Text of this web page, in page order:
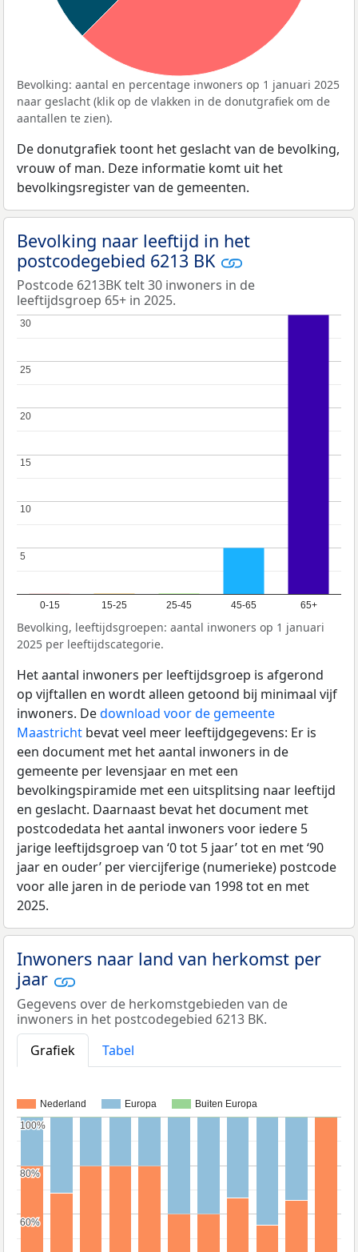
Bevolking: aantal en percentage inwoners op 1 januari 2025
naar geslacht (klik op de vlakken in de donutgrafiek om de
aantallen te zien).
De donutgrafiek toont het geslacht van de bevolking,
vrouw of man. Deze informatie komt uit het
bevolkingsregister van de gemeenten.
Bevolking naar leeftijd in het
postcodegebied 6213 BK
Postcode 6213BK telt 30 inwoners in de
leeftijdsgroep 65+ in 2025.
0-15 15-25 25-45 45-65 65+
5
5
10
10
15
15
20
20
25
25
30
30
Bevolking, leeftijdsgroepen: aantal inwoners op 1 januari
2025 per leeftijdscategorie.
Het aantal inwoners per leeftijdsgroep is afgerond
op vijftallen en wordt alleen getoond bij minimaal vijf
inwoners. Dedownload voor de gemeente
Maastricht bevat veel meer leeftijdgegevens: Er is
een document met het aantal inwoners in de
gemeente per levensjaar en met een
bevolkingspiramide met een uitsplitsing naar leeftijd
en geslacht. Daarnaast bevat het document met
postcodedata het aantal inwoners voor iedere 5
jarige leeftijdsgroep van ‘0 tot 5 jaar’ tot en met ‘90
jaar en ouder’ per viercijferige (numerieke) postcode
voor alle jaren in de periode van 1998 tot en met
2025.
Inwoners naar land van herkomst per
jaar
Gegevens over de herkomstgebieden van de
inwoners in het postcodegebied 6213 BK.
Grafiek
Tabel
Nederland Europa Buiten Europa
60%
60%
80%
80%
100%
100%